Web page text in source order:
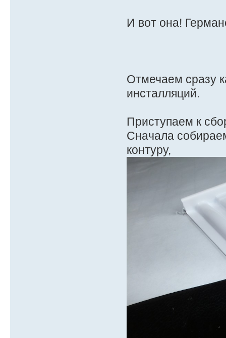
И вот она!
Отмечаем сразу
инсталляций.
Приступаем к
Сначала
контуру,